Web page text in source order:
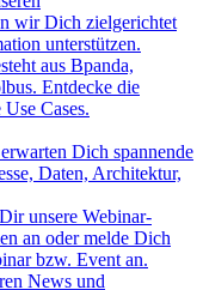
wir Dich zielgerichtet
unterstützen.
aus Bpanda,
Entdecke die
Cases.
Dich spannende
Daten, Architektur,
unsere Webinar-
an oder melde Dich
bzw. Event an.
News und